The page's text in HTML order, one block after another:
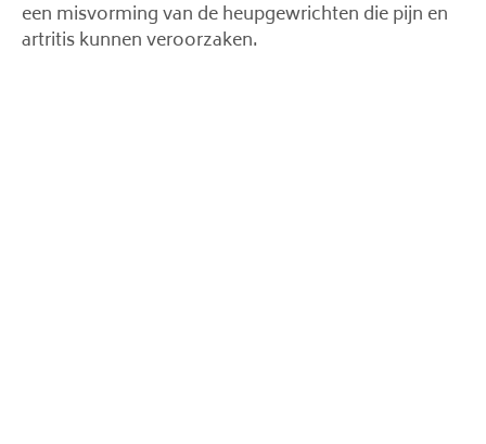
een misvorming van de heupgewrichten die pijn en
artritis kunnen veroorzaken.